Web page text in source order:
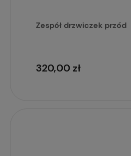
Zespół drzwiczek przód
320,00 zł